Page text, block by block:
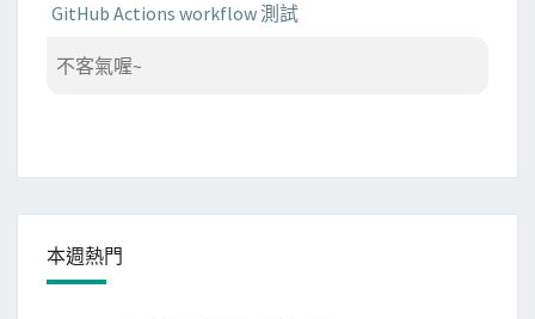
GitHub Actions workflow 測試
不客氣喔~
本週熱門